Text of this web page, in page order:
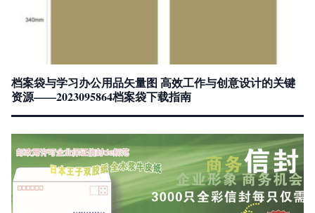
档案袋与学习办公用品矢量图 高效工作与创意设计的关键
资源——2023095864档案袋下载指南